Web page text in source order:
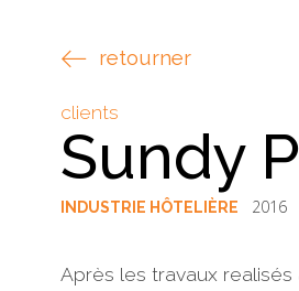
retourner
clients
Sundy
INDUSTRIE HÔTELIÈRE 2016
Après les travaux